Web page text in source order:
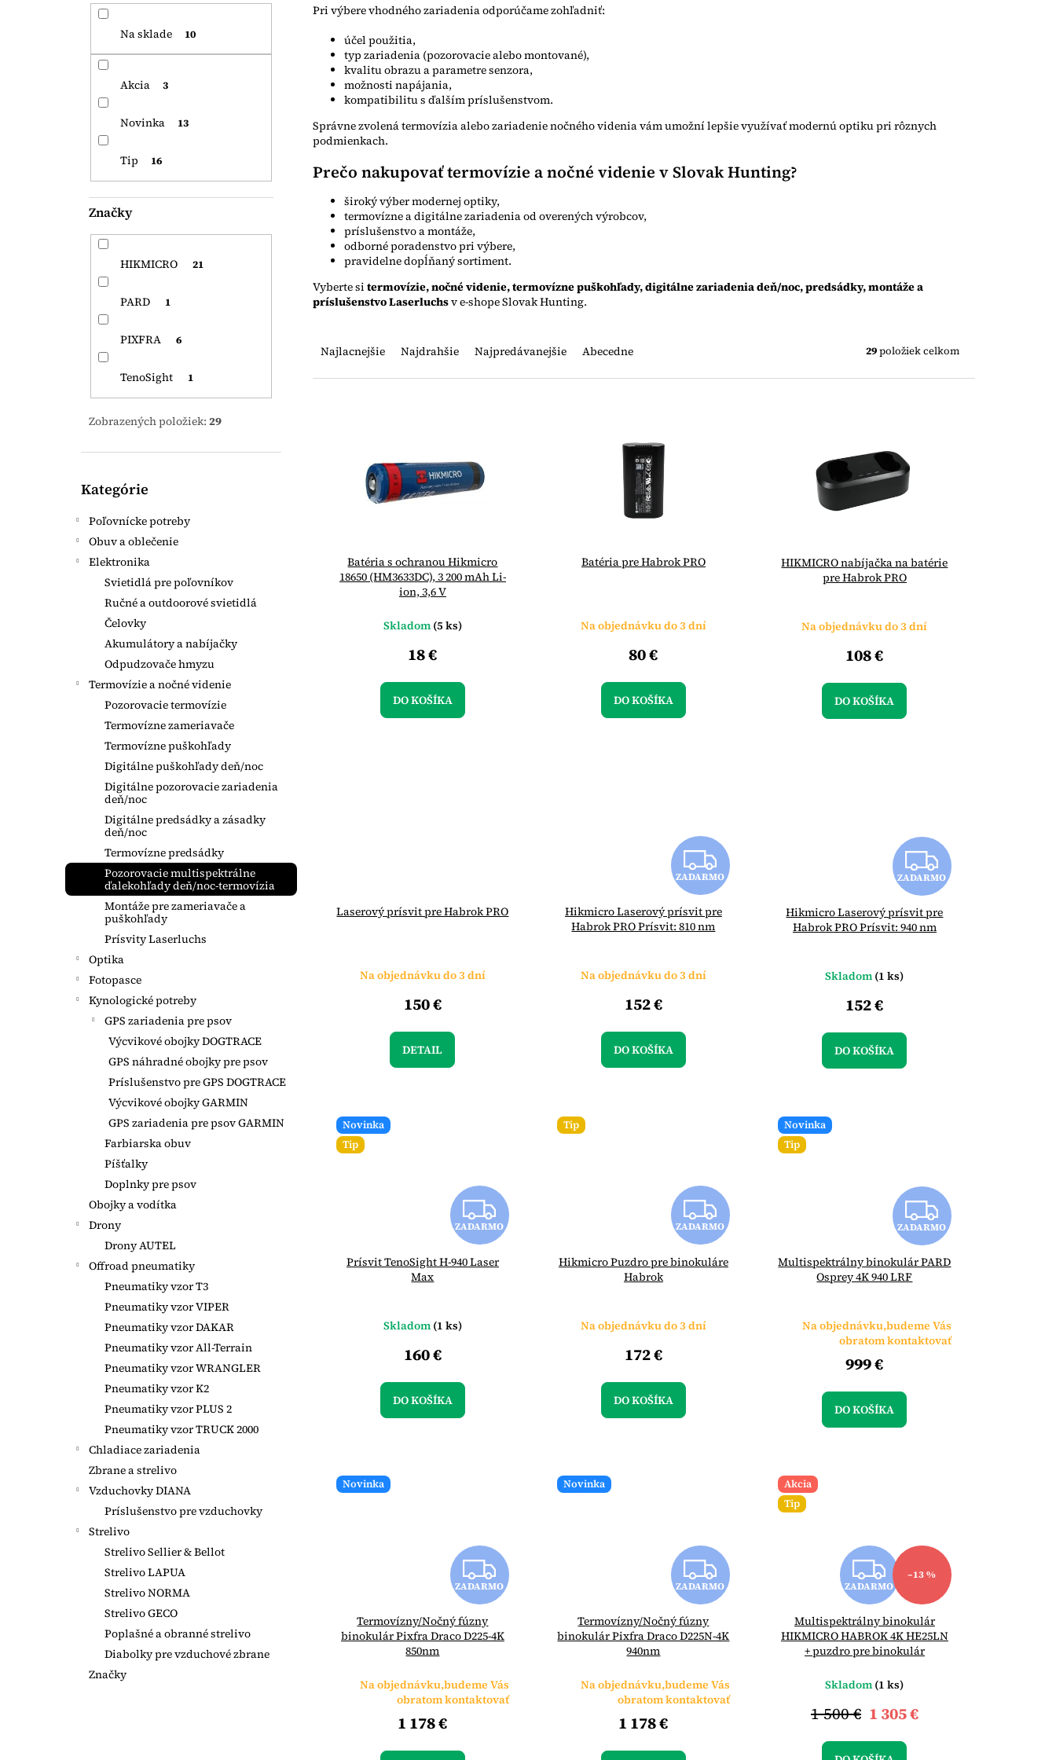
Na sklade 10
Akcia 3
Novinka 13
Tip 16
Značky
HIKMICRO 21
PARD 1
PIXFRA 6
TenoSight 1
Zobrazených položiek: 29
kategórie
Kategórie
Poľovnícke potreby
Obuv a oblečenie
Elektronika
Svietidlá pre poľovníkov
Ručné a outdoorové svietidlá
Čelovky
Akumulátory a nabíjačky
Odpudzovače hmyzu
Termovízie a nočné videnie
Pozorovacie termovízie
Termovízne zameriavače
Termovízne puškohľady
Digitálne puškohľady deň/noc
Digitálne pozorovacie zariadenia
deň/noc
Digitálne predsádky a zásadky
deň/noc
Termovízne predsádky
Pozorovacie multispektrálne
ďalekohľady deň/noc-termovízia
Montáže pre zameriavače a
puškohľady
Prísvity Laserluchs
Optika
Fotopasce
Kynologické potreby
GPS zariadenia pre psov
Výcvikové obojky DOGTRACE
GPS náhradné obojky pre psov
Príslušenstvo pre GPS DOGTRACE
Výcvikové obojky GARMIN
GPS zariadenia pre psov GARMIN
Farbiarska obuv
Píšťalky
Doplnky pre psov
Obojky a vodítka
Drony
Drony AUTEL
Offroad pneumatiky
Pneumatiky vzor T3
Pneumatiky vzor VIPER
Pneumatiky vzor DAKAR
Pneumatiky vzor All-Terrain
Pneumatiky vzor WRANGLER
Pneumatiky vzor K2
Pneumatiky vzor PLUS 2
Pneumatiky vzor TRUCK 2000
Chladiace zariadenia
Zbrane a strelivo
Vzduchovky DIANA
Príslušenstvo pre vzduchovky
Strelivo
Strelivo Sellier & Bellot
Strelivo LAPUA
Strelivo NORMA
Strelivo GECO
Poplašné a obranné strelivo
Diabolky pre vzduchové zbrane
Značky
Pri výbere vhodného zariadenia odporúčame zohľadniť:
účel použitia,
typ zariadenia (pozorovacie alebo montované),
kvalitu obrazu a parametre senzora,
možnosti napájania,
kompatibilitu s ďalším príslušenstvom.
Správne zvolená termovízia alebo zariadenie nočného videnia vám umožní lepšie využívať modernú optiku pri rôznych
podmienkach.
Prečo nakupovať termovízie a nočné videnie v Slovak Hunting?
široký výber modernej optiky,
termovízne a digitálne zariadenia od overených výrobcov,
príslušenstvo a montáže,
odborné poradenstvo pri výbere,
pravidelne dopĺňaný sortiment.
Vyberte si termovízie, nočné videnie, termovízne puškohľady, digitálne zariadenia deň/noc, predsádky, montáže a
príslušenstvo Laserluchsv e-shope Slovak Hunting.
e
Najlacnejšie Najdrahšie Najpredávanejšie Abecedne 29položiek celkom
Batéria s ochranou Hikmicro
18650 (HM3633DC), 3 200 mAh Li-
ion, 3,6 V
Skladom (5 ks)
18 €
DO KOŠÍKA
Batéria pre Habrok PRO
Na objednávku do 3 dní
80 €
DO KOŠÍKA
HIKMICRO nabíjačka na batérie
pre Habrok PRO
Na objednávku do 3 dní
108 €
DO KOŠÍKA
Laserový prísvit pre Habrok PRO
Na objednávku do 3 dní
150 €
DETAIL
Z
A
D
ZADARMO
Hikmicro Laserový prísvit pre
Habrok PRO Prísvit: 810 nm
Na objednávku do 3 dní
152 €
DO KOŠÍKA
Z
A
D
ZADARMO
Hikmicro Laserový prísvit pre
Habrok PRO Prísvit: 940 nm
Skladom (1 ks)
152 €
DO KOŠÍKA
Novinka
Tip
Z
A
D
ZADARMO
Prísvit TenoSight H-940 Laser
Max
Skladom (1 ks)
160 €
DO KOŠÍKA
Tip
Z
A
D
ZADARMO
Hikmicro Puzdro pre binokuláre
Habrok
Na objednávku do 3 dní
172 €
DO KOŠÍKA
Novinka
Tip
Z
A
D
R
ZADARMO
Multispektrálny binokulár PARD
Osprey 4K 940 LRF
Na objednávku,budeme Vás
obratom kontaktovať
999 €
DO KOŠÍKA
Novinka
Z
A
D
R
ZADARMO
Termovízny/Nočný fúzny
binokulár Pixfra Draco D225-4K
850nm
Na objednávku,budeme Vás
obratom kontaktovať
1 178 €
Novinka
Z
A
D
R
ZADARMO
Termovízny/Nočný fúzny
binokulár Pixfra Draco D225N-4K
940nm
Na objednávku,budeme Vás
obratom kontaktovať
1 178 €
Akcia
Tip
Z
A
D
A
R
M
ZADARMO
–13 %
Multispektrálny binokulár
HIKMICRO HABROK 4K HE25LN
+ puzdro pre binokulár
Skladom (1 ks)
1 305 €
1 500 €